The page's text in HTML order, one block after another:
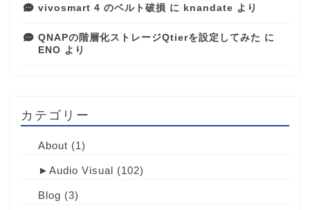
vivosmart 4 のベルト破損 に knandate より
QNAPの階層化ストレージQtierを設定してみた に
ENO より
カテゴリー
About (1)
► Audio Visual (102)
Blog (3)